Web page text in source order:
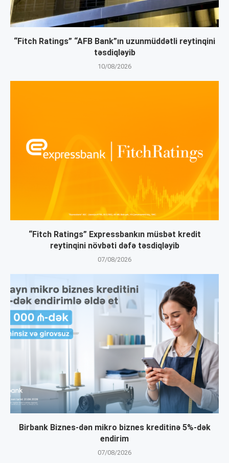
“Fitch Ratings” “AFB Bank”ın uzunmüddətli reytinqini
təsdiqləyib
10/08/2026
“Fitch Ratings” Expressbankın müsbət kredit
reytinqini növbəti dəfə təsdiqləyib
07/08/2026
Birbank Biznes-dən mikro biznes kreditinə 5%-dək
endirim
07/08/2026